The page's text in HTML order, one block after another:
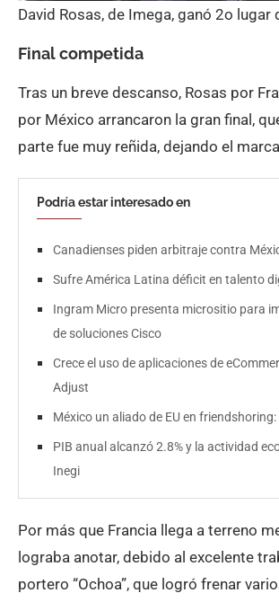
David Rosas, de Imega, ganó 2o lugar
Final competida
Tras un breve descanso, Rosas por
por México arrancaron la gran final,
parte fue muy reñida, dejando el
Podría estar interesado en
Canadienses piden arbitraje contra
Sufre América Latina déficit en talento
Ingram Micro presenta micrositio para
de soluciones Cisco
Crece el uso de aplicaciones de
Adjust
México un aliado de EU en friendshoring:
PIB anual alcanzó 2.8% y la actividad
Inegi
Por más que Francia llega a terreno
lograba anotar, debido al excelente
portero “Ochoa”, que logró frenar